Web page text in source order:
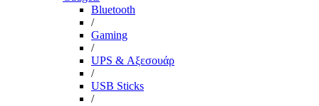
Bluetooth
/
Gaming
/
UPS & Αξεσουάρ
/
USB Sticks
/